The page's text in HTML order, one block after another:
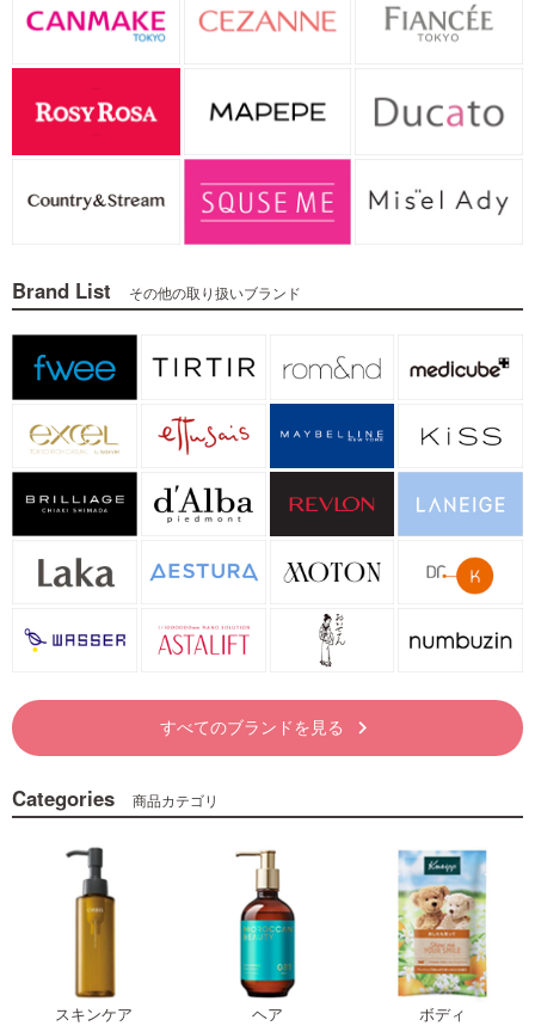
Brand List その他の取り扱いブランド
すべてのブランドを見る keyboard_arrow_right
Categories 商品カテゴリ
スキンケア ヘア ボディ